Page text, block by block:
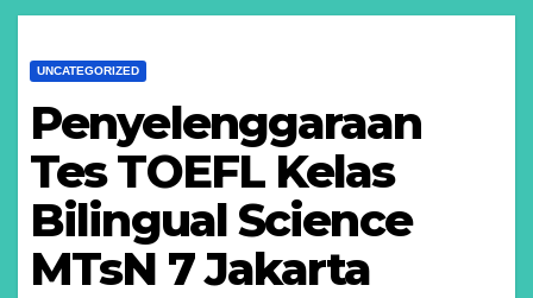
UNCATEGORIZED
Penyelenggaraan
Tes TOEFL Kelas
Bilingual Science
MTsN 7 Jakarta